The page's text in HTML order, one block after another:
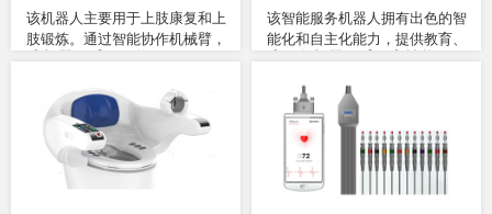
该机器人主要用于上肢康复和上
肢锻炼。通过智能协作机械臂，
模式，寓“练”于乐，增强上肢康复
和运动保健的趣味性，有机结合
健康监测、疾病预防、社交娱
乐、在线问诊等功能，提升用户
锻炼意愿和生活品质。
克风阵列提供人机交互，采用
高精度力传感器并结合人工智
能算法，实时智能反馈，辅助
运动或抗阻运动，都能与用户
身体状态适配，运动过程做到
该智能服务机器人拥有出色的智
能化和自主化能力，提供教育、
识别等功能。
处理器在机器视觉、人工智
能、影音处理等方面都表现强
劲，适用于机器人应用开发，
同时支持多种类型的视频编解
码，轻松应对人脸识别、语音